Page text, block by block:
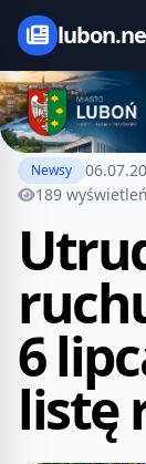
Newsy
189 wyświetleń
6
listę